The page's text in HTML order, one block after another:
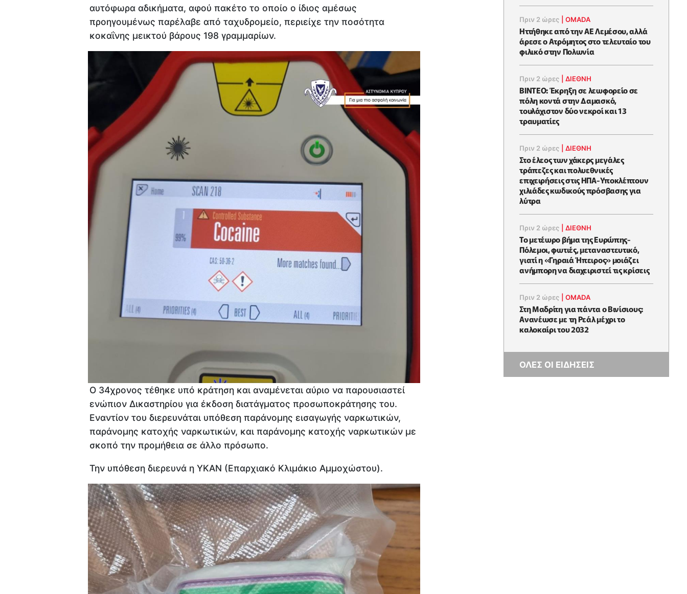
αυτόφωρα αδικήματα, αφού πακέτο το οποίο ο ίδιος αμέσως
προηγουμένως παρέλαβε από ταχυδρομείο, περιείχε την ποσότητα
κοκαΐνης μεικτού βάρους 198 γραμμαρίων.
Ο 34χρονος τέθηκε υπό κράτηση και αναμένεται αύριο να παρουσιαστεί
ενώπιον Δικαστηρίου για έκδοση διατάγματος προσωποκράτησης του.
Εναντίον του διερευνάται υπόθεση παράνομης εισαγωγής ναρκωτικών,
παράνομης κατοχής ναρκωτικών, και παράνομης κατοχής ναρκωτικών με
σκοπό την προμήθεια σε άλλο πρόσωπο.
Την υπόθεση διερευνά η ΥΚΑΝ (Επαρχιακό Κλιμάκιο Αμμοχώστου).
Πριν 2 ώρες |OMADA
Ηττήθηκε από την ΑΕ Λεμέσου, αλλά
άρεσε ο Ατρόμητος στο τελευταίο του
φιλικό στην Πολωνία
Πριν 2 ώρες |ΔΙΕΘΝΗ
ΒΙΝΤΕΟ: Έκρηξη σε λεωφορείο σε
πόλη κοντά στην Δαμασκό,
τουλάχιστον δύο νεκροί και 13
τραυματίες
Πριν 2 ώρες |ΔΙΕΘΝΗ
Στο έλεος των χάκερς μεγάλες
τράπεζες και πολυεθνικές
επιχειρήσεις στις ΗΠΑ-Υποκλέπτουν
χιλιάδες κωδικούς πρόσβασης για
λύτρα
Πριν 2 ώρες |ΔΙΕΘΝΗ
Το μετέωρο βήμα της Ευρώπης-
Πόλεμοι, φωτιές, μεταναστευτικό,
γιατί η «Γηραιά Ήπειρος» μοιάζει
ανήμπορη να διαχειριστεί τις κρίσεις
Πριν 2 ώρες |OMADA
Στη Μαδρίτη για πάντα ο Βινίσιους:
Ανανέωσε με τη Ρεάλ μέχρι το
καλοκαίρι του 2032
ΟΛΕΣ ΟΙ ΕΙΔΗΣΕΙΣ